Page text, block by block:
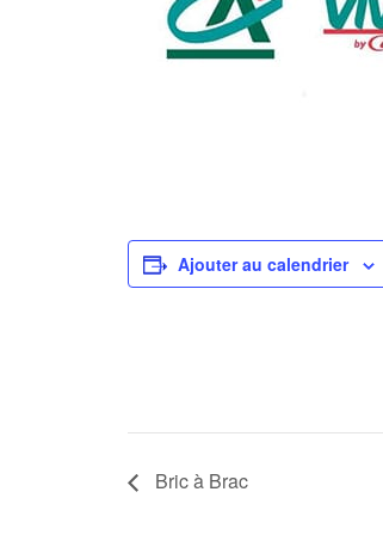
Ajouter au calendrier
Bric à Brac